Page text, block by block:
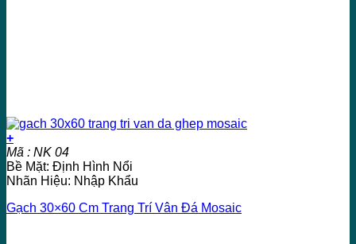
+
Mã : NK 04
Bề Mặt: Định Hình Nổi
Nhãn Hiệu: Nhập Khẩu
Gạch 30×60 Cm Trang Trí Vân Đá Mosaic